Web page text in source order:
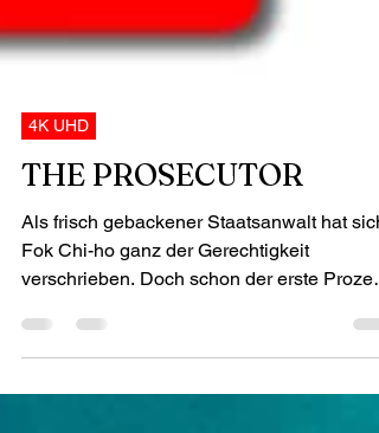
4K UHD
THE PROSECUTOR
Als frisch gebackener Staatsanwalt hat sich
verschrieben. Doch schon der erste
stellt seine Überzeugungen auf eine harte